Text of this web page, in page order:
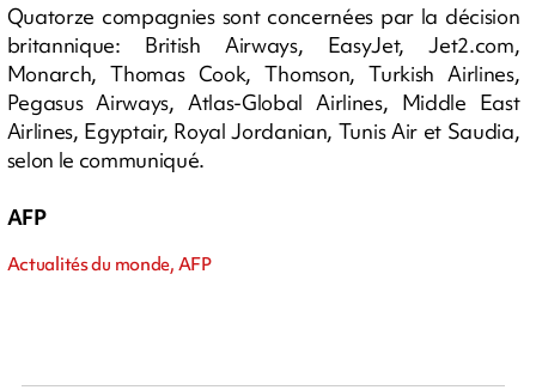
Quatorze compagnies sont concernées par la décision
britannique: British Airways, EasyJet, Jet2.com,
Monarch, Thomas Cook, Thomson, Turkish Airlines,
Pegasus Airways, Atlas-Global Airlines, Middle East
Airlines, Egyptair, Royal Jordanian, Tunis Air et Saudia,
selon le communiqué.
AFP
Actualités du monde, AFP